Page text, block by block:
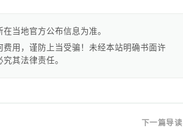
当地官方公布信息为准。
用，谨防上当受骗！未经本站明确书面许
其法律责任。
下一篇导读